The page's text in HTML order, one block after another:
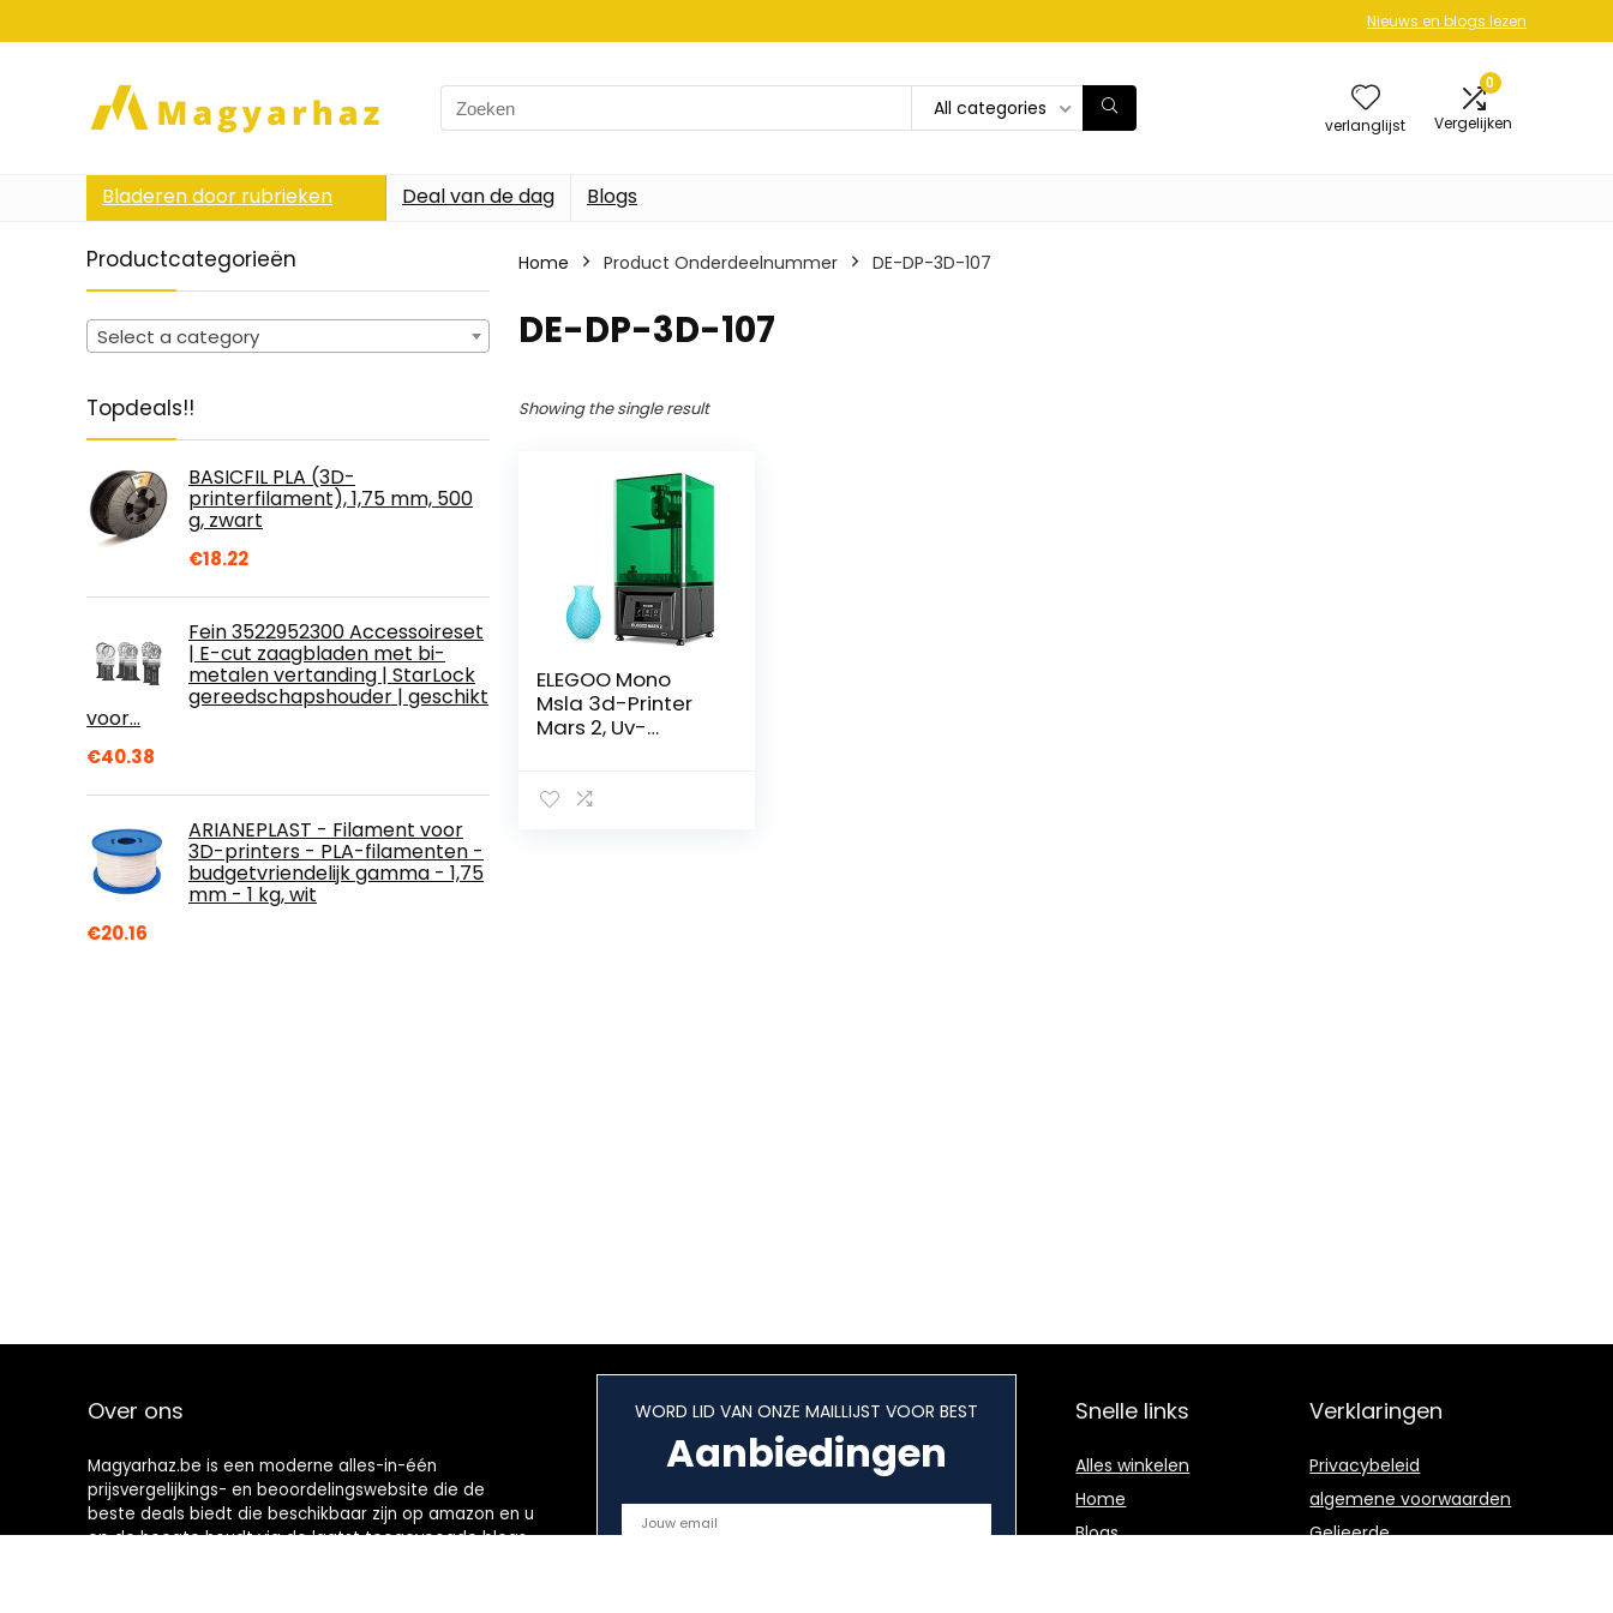
Nieuws en blogs lezen
Search
for:
All categories
verlanglijst
0
Vergelijken
Bladeren door rubrieken Deal van de dag Blogs
Productcategorieën
Select a category
Topdeals!!
BASICFIL PLA (3D-
printerfilament), 1,75 mm, 500
g, zwart
€18.22
Fein 3522952300 Accessoireset
| E-cut zaagbladen met bi-
metalen vertanding | StarLock
gereedschapshouder | geschikt
voor…
€40.38
ARIANEPLAST - Filament voor
3D-printers - PLA-filamenten -
budgetvriendelijk gamma - 1,75
mm - 1 kg, wit
€20.16
Home Product Onderdeelnummer ‎DE-DP-3D-107
‎DE-DP-3D-107
Showing the single result
ELEGOO Mono
Msla 3d-Printer
Mars 2, Uv-
3d-Printer Met 6
Over ons
Magyarhaz.be is een moderne alles-in-één
prijsvergelijkings- en beoordelingswebsite die de
beste deals biedt die beschikbaar zijn op amazon en u
op de hoogte houdt via de laatst toegevoegde blogs.
WORD LID VAN ONZE MAILLIJST VOOR BEST
Aanbiedingen
Snelle links
Alles winkelen
Home
Blogs
Verklaringen
Privacybeleid
algemene voorwaarden
Gelieerde